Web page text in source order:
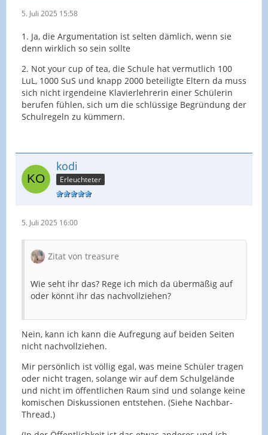
5. Juli 2025 15:58
1. Ja, die Argumentation ist selten dämlich, wenn sie
denn wirklich so sein sollte
2. Not your cup of tea, die Schule hat vermutlich 100
LuL, 1000 SuS und knapp 2000 beteiligte Eltern da muss
sich nicht irgendeine Klavierlehrerin einer Schülerin
berufen fühlen, sich um die schlüssige Begründung der
Schulregeln zu kümmern.
kodi
Erleuchteter
5. Juli 2025 16:00
Zitat von treasure
Wie seht ihr das? Rege ich mich da übermäßig auf
oder könnt ihr das nachvollziehen?
Nein, kann ich kann die Aufregung auf beiden Seiten
nicht nachvollziehen.
Mir persönlich ist völlig egal, was meine Schüler tragen
oder nicht tragen, solange wir auf dem Schulgelände
und nicht im öffentlichen Raum sind und solange keine
komischen Diskussionen entstehen. (Siehe Nachbar-
Thread.)